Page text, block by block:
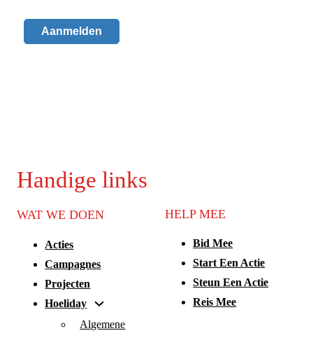
Handige links
WAT WE DOEN
Acties
Campagnes
Projecten
Hoeliday
Algemene
HELP MEE
Bid Mee
Start Een Actie
Steun Een Actie
Reis Mee